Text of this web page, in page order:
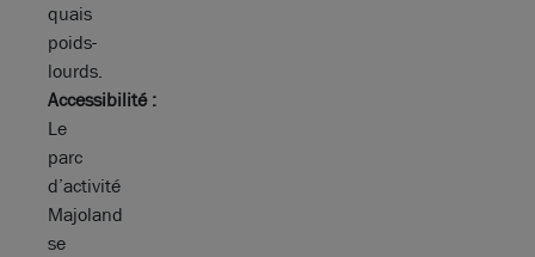
quais
poids-
lourds.
Accessibilité :
Le
parc
d’activité
Majoland
se